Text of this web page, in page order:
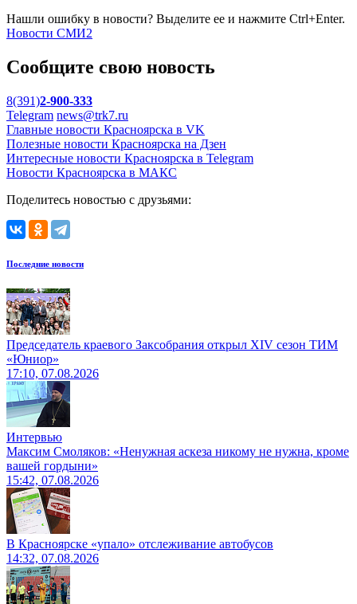
Нашли ошибку в новости? Выделите ее и нажмите Ctrl+Enter.
Новости СМИ2
Сообщите свою новость
8(391)2-900-333
Telegram news@trk7.ru
Главные новости Красноярска в VK
Полезные новости Красноярска на Дзен
Интересные новости Красноярска в Telegram
Новости Красноярска в МАКС
Поделитесь новостью с друзьями:
Последние новости
Председатель краевого Заксобрания открыл XIV сезон ТИМ
«Юниор»
17:10, 07.08.2026
Интервью
Максим Смоляков: «Ненужная аскеза никому не нужна, кроме
вашей гордыни»
15:42, 07.08.2026
В Красноярске «упало» отслеживание автобусов
14:32, 07.08.2026